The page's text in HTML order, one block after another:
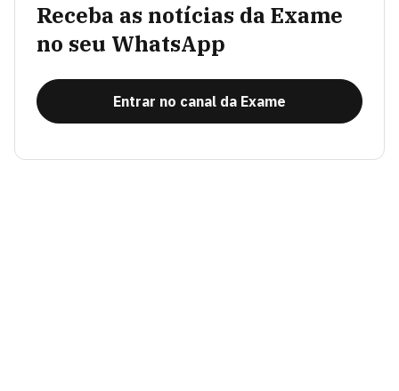
Receba as notícias da Exame
no seu WhatsApp
Entrar no canal da Exame